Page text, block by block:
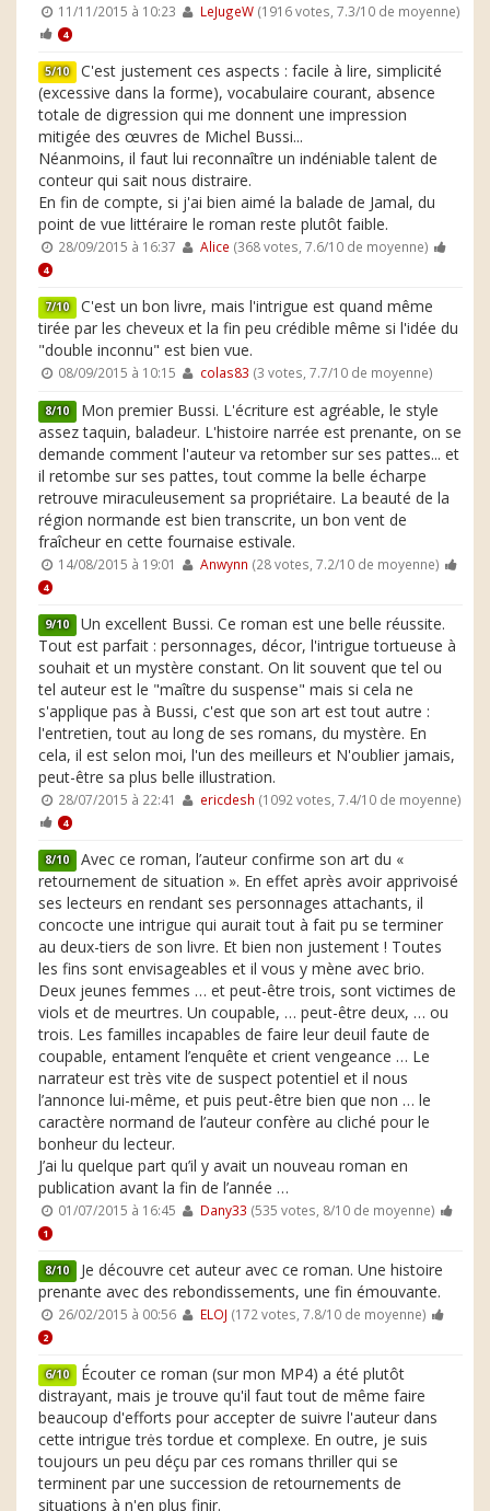
11/11/2015 à 10:23 LeJugeW(1916 votes, 7.3/10 de moyenne)
4
5/10 C'est justement ces aspects : facile à lire, simplicité
(excessive dans la forme), vocabulaire courant, absence
totale de digression qui me donnent une impression
mitigée des œuvres de Michel Bussi...
Néanmoins, il faut lui reconnaître un indéniable talent de
conteur qui sait nous distraire.
En fin de compte, si j'ai bien aimé la balade de Jamal, du
point de vue littéraire le roman reste plutôt faible.
28/09/2015 à 16:37 Alice (368 votes, 7.6/10 de moyenne)
4
7/10 C'est un bon livre, mais l'intrigue est quand même
tirée par les cheveux et la fin peu crédible même si l'idée du
"double inconnu" est bien vue.
08/09/2015 à 10:15 colas83 (3 votes, 7.7/10 de moyenne)
8/10 Mon premier Bussi. L'écriture est agréable, le style
assez taquin, baladeur. L'histoire narrée est prenante, on se
demande comment l'auteur va retomber sur ses pattes... et
il retombe sur ses pattes, tout comme la belle écharpe
retrouve miraculeusement sa propriétaire. La beauté de la
région normande est bien transcrite, un bon vent de
fraîcheur en cette fournaise estivale.
14/08/2015 à 19:01 Anwynn (28 votes, 7.2/10 de moyenne)
4
9/10 Un excellent Bussi. Ce roman est une belle réussite.
Tout est parfait : personnages, décor, l'intrigue tortueuse à
souhait et un mystère constant. On lit souvent que tel ou
tel auteur est le "maître du suspense" mais si cela ne
s'applique pas à Bussi, c'est que son art est tout autre :
l'entretien, tout au long de ses romans, du mystère. En
cela, il est selon moi, l'un des meilleurs et N'oublier jamais,
peut-être sa plus belle illustration.
28/07/2015 à 22:41 ericdesh (1092 votes, 7.4/10 de moyenne)
4
8/10 Avec ce roman, l’auteur confirme son art du «
retournement de situation ». En effet après avoir apprivoisé
ses lecteurs en rendant ses personnages attachants, il
concocte une intrigue qui aurait tout à fait pu se terminer
au deux-tiers de son livre. Et bien non justement ! Toutes
les fins sont envisageables et il vous y mène avec brio.
Deux jeunes femmes … et peut-être trois, sont victimes de
viols et de meurtres. Un coupable, … peut-être deux, … ou
trois. Les familles incapables de faire leur deuil faute de
coupable, entament l’enquête et crient vengeance … Le
narrateur est très vite de suspect potentiel et il nous
l’annonce lui-même, et puis peut-être bien que non … le
caractère normand de l’auteur confère au cliché pour le
bonheur du lecteur.
J’ai lu quelque part qu’il y avait un nouveau roman en
publication avant la fin de l’année …
01/07/2015 à 16:45 Dany33 (535 votes, 8/10 de moyenne)
1
8/10 Je découvre cet auteur avec ce roman. Une histoire
prenante avec des rebondissements, une fin émouvante.
26/02/2015 à 00:56 ELOJ (172 votes, 7.8/10 de moyenne)
2
6/10 Écouter ce roman (sur mon MP4) a été plutôt
distrayant, mais je trouve qu'il faut tout de même faire
beaucoup d'efforts pour accepter de suivre l'auteur dans
cette intrigue trės tordue et complexe. En outre, je suis
toujours un peu déçu par ces romans thriller qui se
terminent par une succession de retournements de
situations à n'en plus finir.